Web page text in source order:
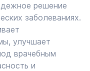
решение
заболеваниях.
улучшает
врачебным
и